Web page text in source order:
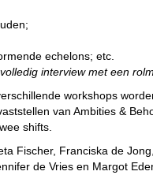
echelons; etc.
interview met een
workshops
van Ambities &
shifts.
Fischer, Franciska de
de Vries en Margot